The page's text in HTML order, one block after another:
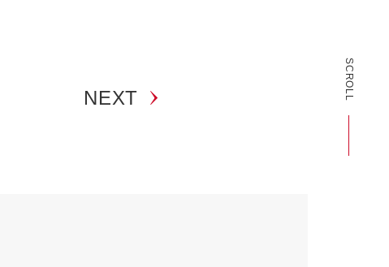
SCROLL
NEXT